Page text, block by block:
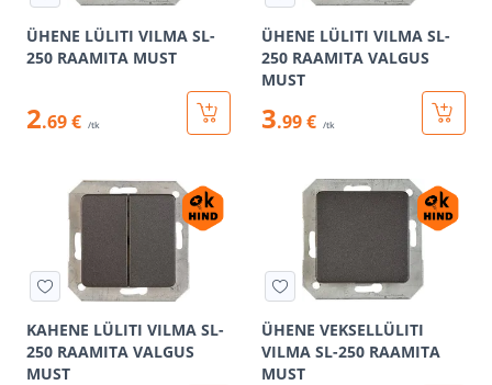
ÜHENE LÜLITI VILMA SL-
250 RAAMITA MUST
2.69 € /tk
ÜHENE LÜLITI VILMA SL-
250 RAAMITA VALGUS
MUST
3.99 € /tk
KAHENE LÜLITI VILMA SL-
250 RAAMITA VALGUS
MUST
ÜHENE VEKSELLÜLITI
VILMA SL-250 RAAMITA
MUST